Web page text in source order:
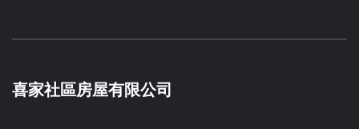
喜家社區房屋有限公司